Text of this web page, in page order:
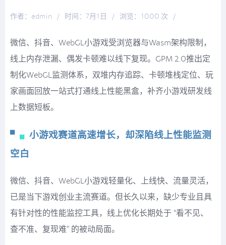
作者：admin / 时间：7月1日 / 浏览：1000 次
/
微信、抖音、WebGL小游戏受浏览器与Wasm架构限制，
线上内存泄漏、偶发卡顿难以线下复现。GPM 2.0推出定
制化WebGL监测体系，双堆内存追踪、卡顿堆栈定位、玩
家画面回放一站式打通线上性能黑盒，补齐小游戏研发线
上数据短板。
▘ ▖ 小游戏赛道高速增长，却深陷线上性能监测
空白
微信、抖音、WebGL小游戏轻量化、上线快、流量灵活，
已是当下游戏创业主流赛道。但长久以来，缺少专业且具
有针对性的性能监控工具，线上优化长期处于 “看不见、
查不准、复现难” 的被动局面。